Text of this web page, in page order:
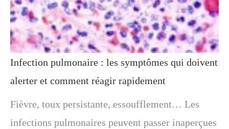
Infection pulmonaire : les symptômes qui doivent
alerter et comment réagir rapidement
Fièvre, toux persistante, essoufflement… Les
infections pulmonaires peuvent passer inaperçues